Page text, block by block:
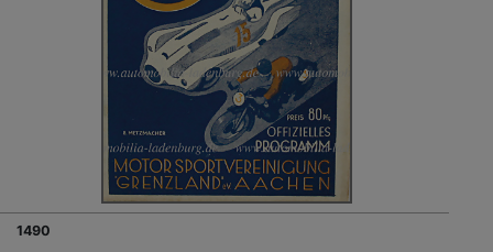
1490